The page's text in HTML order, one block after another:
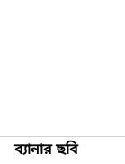
ব্যানার ছবি